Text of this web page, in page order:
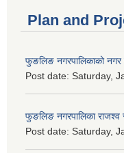
Plan and
फुङलिङ नगरपालिकाको नगर
Post date: Saturday,
फुङलिङ नगरपालिका राजश्व
Post date: Saturday,